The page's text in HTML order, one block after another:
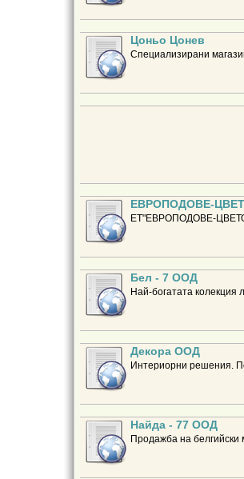
Цоньо Цонев
Специализирани
ЕВРОПОДОВЕ-
ЕТ"ЕВРОПОДОВЕ-
Бел - 7 ООД
Най-богатата колекция
Декора ООД
Интериорни решения.
Найда - 77 ООД
Продажба на белгийски